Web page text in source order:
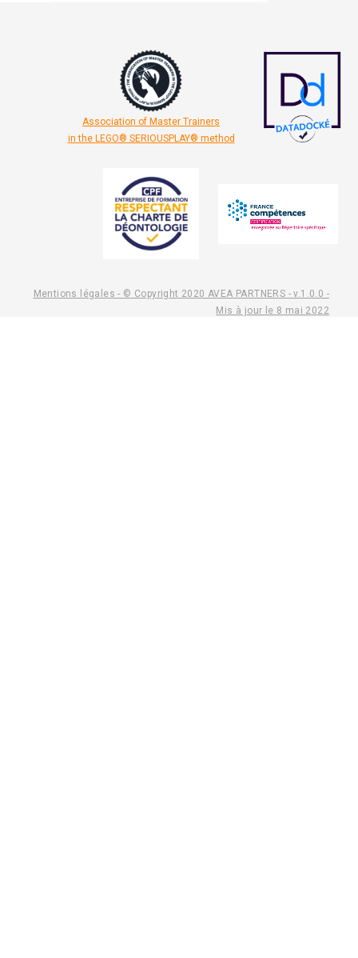
Association of Master Trainers
in the LEGO® SERIOUSPLAY® method
Mentions légales - © Copyright 2020 AVEA PARTNERS - v.1.0.0 -
Mis à jour le 8 mai 2022